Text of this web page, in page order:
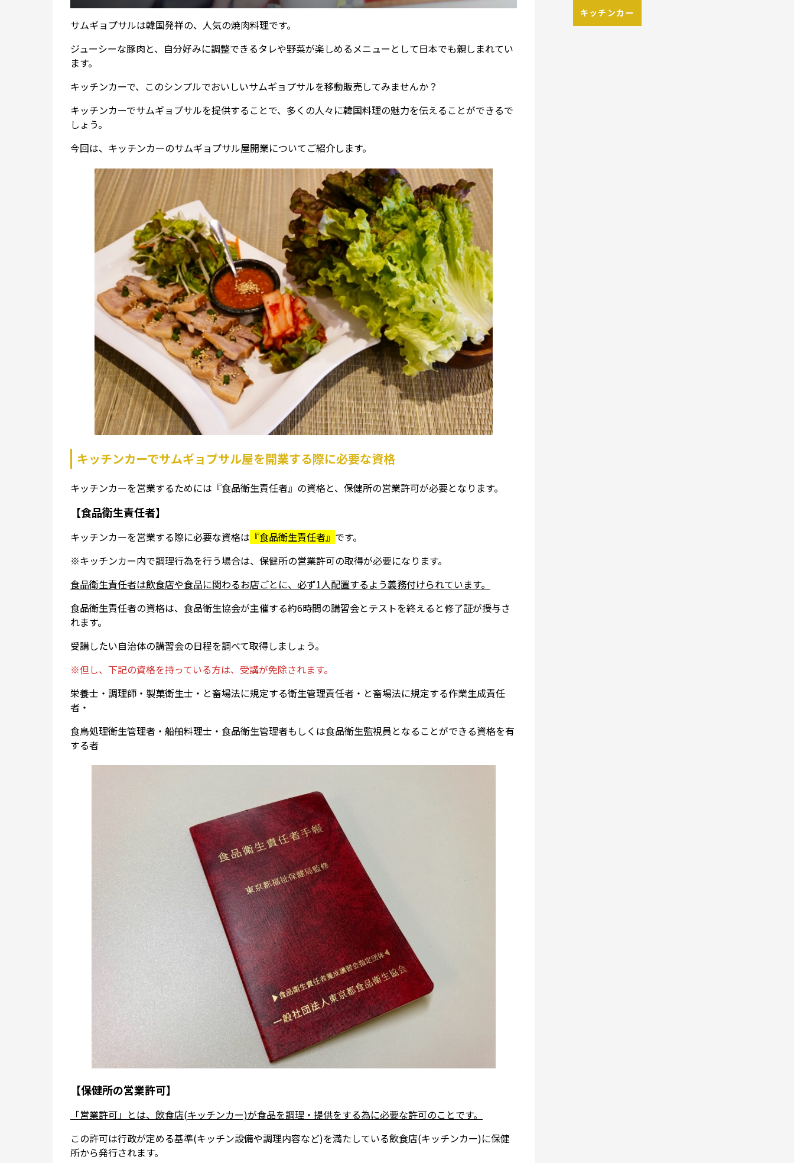
サムギョプサルは韓国発祥の、人気の焼肉料理です。
ジューシーな豚肉と、自分好みに調整できるタレや野菜が楽しめるメニューとして日本でも親しまれてい
ます。
キッチンカーで、このシンプルでおいしいサムギョプサルを移動販売してみませんか？
キッチンカーでサムギョプサルを提供することで、多くの人々に韓国料理の魅力を伝えることができるで
しょう。
今回は、キッチンカーのサムギョプサル屋開業についてご紹介します。
キッチンカーでサムギョプサル屋を開業する際に必要な資格
キッチンカーを営業するためには『食品衛生責任者』の資格と、保健所の営業許可が必要となります。
【食品衛生責任者】
キッチンカーを営業する際に必要な資格は 『食品衛生責任者』 です。
※キッチンカー内で調理行為を行う場合は、保健所の営業許可の取得が必要になります。
食品衛生責任者は飲食店や食品に関わるお店ごとに、必ず1人配置するよう義務付けられています。
食品衛生責任者の資格は、食品衛生協会が主催する約6時間の講習会とテストを終えると修了証が授与さ
れます。
受講したい自治体の講習会の日程を調べて取得しましょう。
※但し、下記の資格を持っている方は、受講が免除されます。
栄養士・調理師・製菓衛生士・と畜場法に規定する衛生管理責任者・と畜場法に規定する作業生成責任
者・
食鳥処理衛生管理者・船舶料理士・食品衛生管理者もしくは食品衛生監視員となることができる資格を有
する者
【保健所の営業許可】
「営業許可」とは、飲食店(キッチンカー)が食品を調理・提供をする為に必要な許可のことです。
この許可は行政が定める基準(キッチン設備や調理内容など)を満たしている飲食店(キッチンカー)に保健
所から発行されます。
キッチンカー